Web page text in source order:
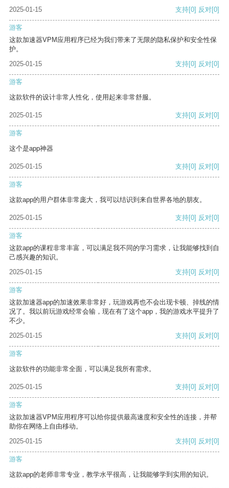
2025-01-15 支持[0] 反对[0]
游客
这款加速器VPM应用程序已经为我们带来了无限的隐私保护和安全性保
护。
2025-01-15
支持[0] 反对[0]
游客
这款软件的设计非常人性化，使用起来非常舒服。
2025-01-15 支持[0] 反对[0]
游客
这个是app神器
2025-01-15 支持[0] 反对[0]
游客
这款app的用户群体非常庞大，我可以结识到来自世界各地的朋友。
2025-01-15 支持[0] 反对[0]
游客
这款app的课程非常丰富，可以满足我不同的学习需求，让我能够找到自
己感兴趣的知识。
2025-01-15
支持[0] 反对[0]
游客
这款加速器app的加速效果非常好，玩游戏再也不会出现卡顿、掉线的情
况了。我以前玩游戏经常会输，现在有了这个app，我的游戏水平提升了
不少。
2025-01-15
支持[0] 反对[0]
游客
这款软件的功能非常全面，可以满足我所有需求。
2025-01-15 支持[0] 反对[0]
游客
这款加速器VPM应用程序可以给你提供最高速度和安全性的连接，并帮
助你在网络上自由移动。
2025-01-15
支持[0] 反对[0]
游客
这款app的老师非常专业，教学水平很高，让我能够学到实用的知识。